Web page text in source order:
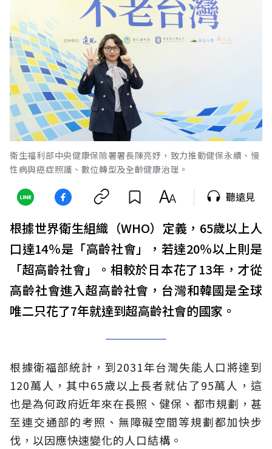
衛生福利部中央健康保險署署長陳亮妤，致力推動健保永續、慢
性病與癌症照護、數位轉型及全齡健康治理。
聽遠見
根據世界衛生組織（WHO）定義，65歲以上人
口達14％是「高齡社會」，若達20％以上則是
「超高齡社會」。相較於日本花了13年，才從
高齡社會進入超高齡社會，台灣和韓國是全球
唯二只花了7年就達到超高齡社會的國家。
根據衛福部統計，到2031年台灣失能人口將達到
120萬人，其中65歲以上長者就佔了95萬人，這
也是為何政府近年來在長照、健保、都市規劃，甚
至連交通部的考照、無障礙空間等規劃都加快步
伐，以因應快速變化的人口結構。